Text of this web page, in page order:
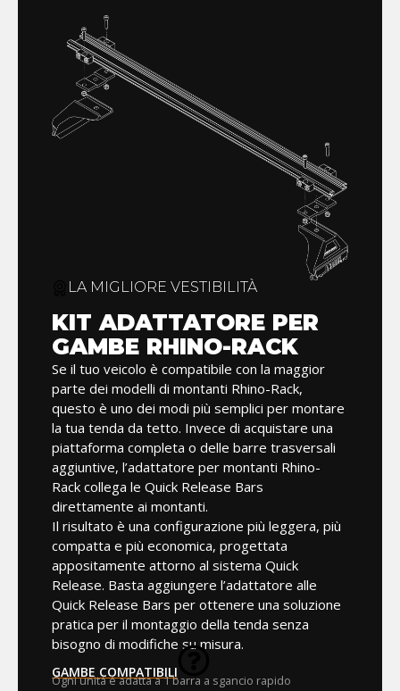
LA MIGLIORE VESTIBILITÀ
KIT ADATTATORE PER
GAMBE RHINO-RACK
Se il tuo veicolo è compatibile con la maggior
parte dei modelli di montanti Rhino-Rack,
questo è uno dei modi più semplici per montare
la tua tenda da tetto. Invece di acquistare una
piattaforma completa o delle barre trasversali
aggiuntive, l’adattatore per montanti Rhino-
Rack collega le Quick Release Bars
direttamente ai montanti.
Il risultato è una configurazione più leggera, più
compatta e più economica, progettata
appositamente attorno al sistema Quick
Release. Basta aggiungere l’adattatore alle
Quick Release Bars per ottenere una soluzione
pratica per il montaggio della tenda senza
bisogno di modifiche su misura.
GAMBE COMPATIBILI
Ogni unità è adatta a 1 barra a sgancio rapido